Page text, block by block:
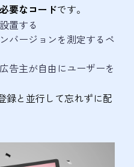
要なコードです。
置する
バージョンを測定するペ
告主が自由にユーザーを
録と並行して忘れずに配